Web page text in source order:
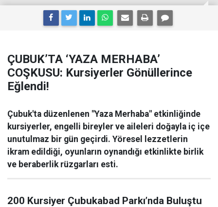
ÇUBUK’TA ‘YAZA MERHABA’
COŞKUSU: Kursiyerler Gönüllerince
Eğlendi!
Çubuk'ta düzenlenen "Yaza Merhaba" etkinliğinde
kursiyerler, engelli bireyler ve aileleri doğayla iç içe
unutulmaz bir gün geçirdi. Yöresel lezzetlerin
ikram edildiği, oyunların oynandığı etkinlikte birlik
ve beraberlik rüzgarları esti.
200 Kursiyer Çubukabad Parkı’nda Buluştu